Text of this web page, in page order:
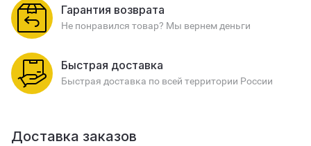
Гарантия возврата
Не понравился товар? Мы вернем деньги
Быстрая доставка
Быстрая доставка по всей территории России
Доставка заказов